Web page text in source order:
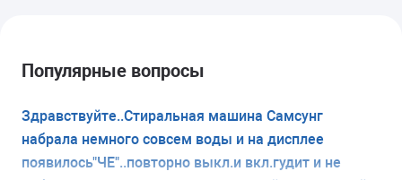
Популярные вопросы
Здравствуйте..Стиральная машина Самсунг
набрала немного совсем воды и на дисплее
появилось"ЧЕ"..повторно выкл.и вкл.гудит и не